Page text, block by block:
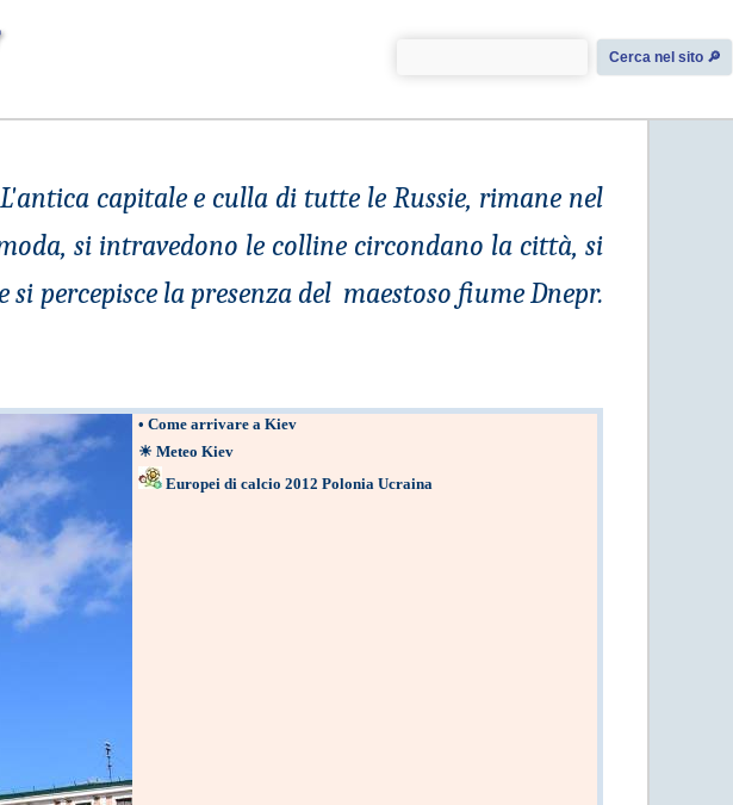
Cerca nel sito 🔎︎
L'antica capitale e culla di tutte le Russie, rimane nel
si intravedono le colline circondano la città, si
percepisce la presenza del maestoso fiume Dnepr.
• Come arrivare a Kiev
☀ Meteo Kiev
Europei di calcio 2012 Polonia Ucraina